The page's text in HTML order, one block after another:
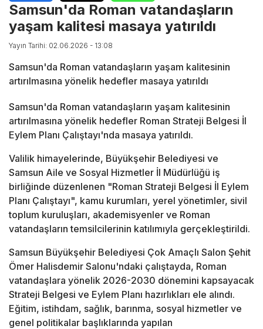
Samsun'da Roman vatandaşların
yaşam kalitesi masaya yatırıldı
Yayın Tarihi: 02.06.2026 - 13:08
Samsun'da Roman vatandaşların yaşam kalitesinin
artırılmasına yönelik hedefler masaya yatırıldı
Samsun'da Roman vatandaşların yaşam kalitesinin
artırılmasına yönelik hedefler Roman Strateji Belgesi İl
Eylem Planı Çalıştayı'nda masaya yatırıldı.
Valilik himayelerinde, Büyükşehir Belediyesi ve
Samsun Aile ve Sosyal Hizmetler İl Müdürlüğü iş
birliğinde düzenlenen "Roman Strateji Belgesi İl Eylem
Planı Çalıştayı", kamu kurumları, yerel yönetimler, sivil
toplum kuruluşları, akademisyenler ve Roman
vatandaşların temsilcilerinin katılımıyla gerçekleştirildi.
Samsun Büyükşehir Belediyesi Çok Amaçlı Salon Şehit
Ömer Halisdemir Salonu'ndaki çalıştayda, Roman
vatandaşlara yönelik 2026-2030 dönemini kapsayacak
Strateji Belgesi ve Eylem Planı hazırlıkları ele alındı.
Eğitim, istihdam, sağlık, barınma, sosyal hizmetler ve
genel politikalar başlıklarında yapılan